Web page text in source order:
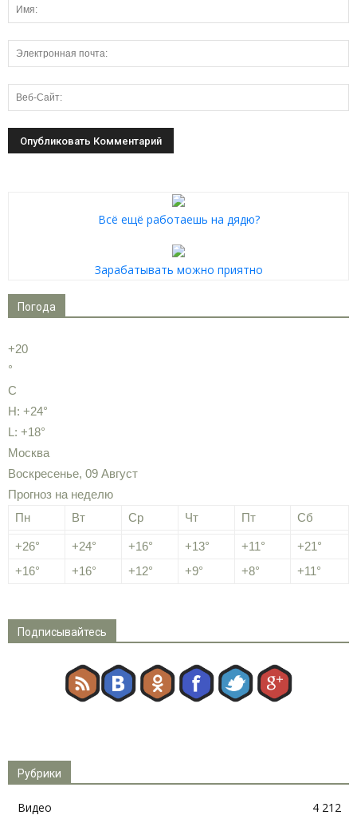
Всё ещё работаешь на дядю?
Зарабатывать можно приятно
Погода
+20
°
C
H: +24°
L: +18°
Москва
Воскресенье, 09 Август
Прогноз на неделю
Пн
Вт Ср Чт Пт Сб
+26° +24° +16° +13° +11° +21°
+16° +16° +12° +9° +8° +11°
Подписывайтесь
Рубрики
Видео
4 212